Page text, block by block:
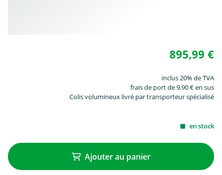
895,99 €
inclus 20% de TVA
frais de port de 9,90 € en sus
Colis volumineux livré par transporteur spécialisé
en stock
Ajouter au panier